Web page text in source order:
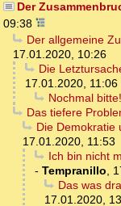
Der
09:38
Der allgemeine
17.01.2020, 10:26
Die
17.01.2020, 11:06
Nochmal bitte!
Das tiefere
Die Demokratie
17.01.2020, 11:53
Ich bin nicht
- Tempranillo,
Das was
17.01.2020,